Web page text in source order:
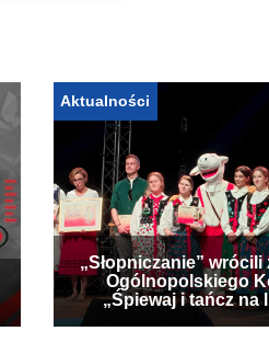
Aktualności
„Słopniczanie” wrócili
Ogólnopolskiego
„Śpiewaj i tańcz na